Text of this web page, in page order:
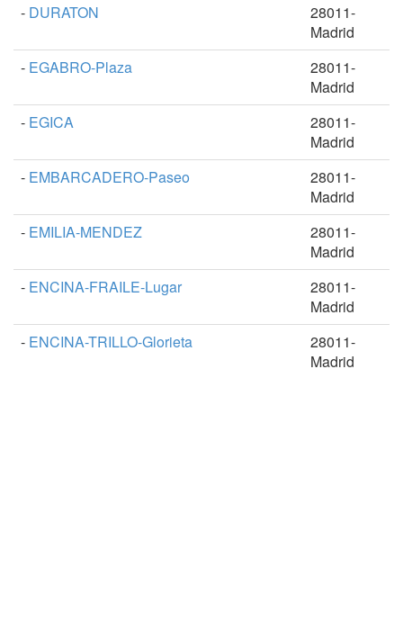
- DURATON
28011-
Madrid
- EGABRO-Plaza
28011-
Madrid
- EGICA
28011-
Madrid
- EMBARCADERO-Paseo
28011-
Madrid
- EMILIA-MENDEZ
28011-
Madrid
- ENCINA-FRAILE-Lugar
28011-
Madrid
- ENCINA-TRILLO-Glorieta
28011-
Madrid